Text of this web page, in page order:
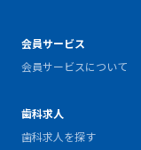
会員サービス
会員サービスについて
歯科求人
歯科求人を探す